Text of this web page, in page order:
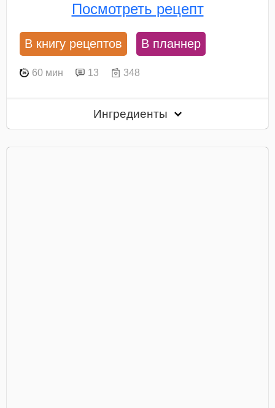
Посмотреть рецепт
В книгу рецептов В планнер
60 мин 13 348
Ингредиенты